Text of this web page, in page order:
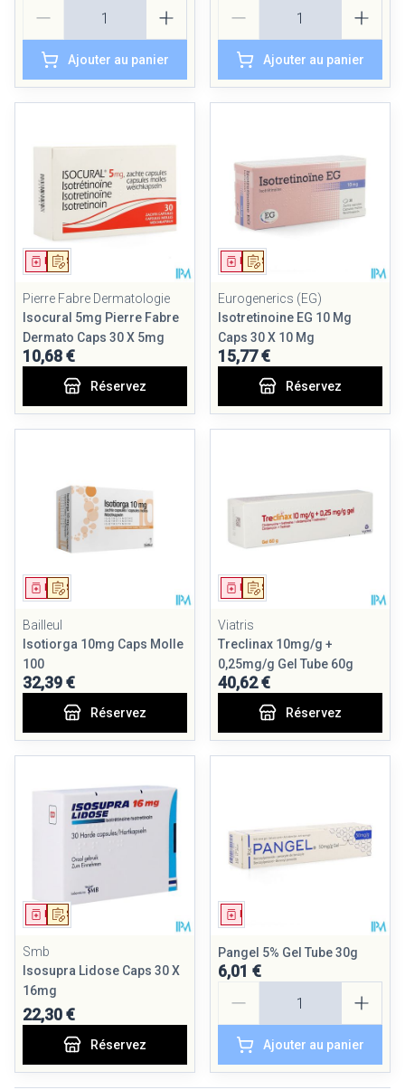
Ajouter au panier Ajouter au panier
Sur prescription
Médicament
Pierre Fabre Dermatologie
Isocural 5mg Pierre Fabre
Dermato Caps 30 X 5mg
10,68 €
Réservez
Sur prescription
Médicament
Eurogenerics (EG)
Isotretinoine EG 10 Mg
Caps 30 X 10 Mg
15,77 €
Réservez
Sur prescription
Médicament
Bailleul
Isotiorga 10mg Caps Molle
100
32,39 €
Réservez
Sur prescription
Médicament
Viatris
Treclinax 10mg/g +
0,25mg/g Gel Tube 60g
40,62 €
Réservez
Sur prescription
Médicament
Smb
Isosupra Lidose Caps 30 X
16mg
22,30 €
Réservez
Pangel 5% Gel Tube 30g
6,01 €
Ajouter au panier